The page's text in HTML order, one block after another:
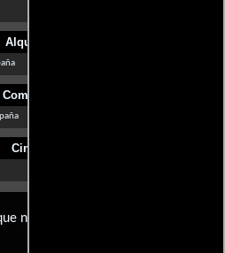
Alquilar
Comprar
Cines
no estamos mostrando? déjanos